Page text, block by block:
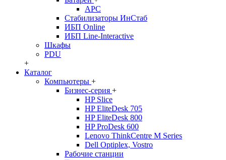
APC
Стабилизаторы ИнСтаб
ИБП Online
ИБП Line-Interactive
Шкафы
PDU
+
Каталог
Компьютеры +
Бизнес-серия +
HP Slice
HP EliteDesk 705
HP EliteDesk 800
HP ProDesk 600
Lenovo ThinkCentre M Series
Dell Optiplex, Vostro
Рабочие станции